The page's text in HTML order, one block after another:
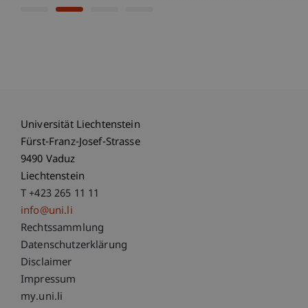
Universität Liechtenstein
Fürst-Franz-Josef-Strasse
9490 Vaduz
Liechtenstein
T +423 265 11 11
info@uni.li
Fußzeile Rechtliche Hinweise
Rechtssammlung
Datenschutzerklärung
Disclaimer
Impressum
Fußzeile Subdomain-Verzeichnis
my.uni.li